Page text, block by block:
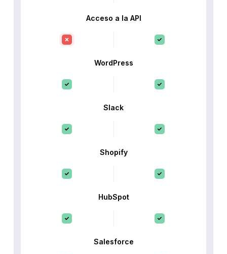
Acceso a la API
WordPress
Slack
Shopify
HubSpot
Salesforce